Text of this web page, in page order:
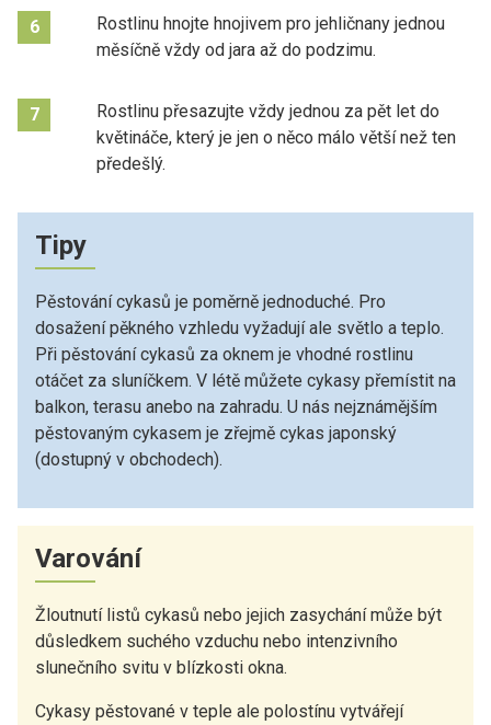
6
Rostlinu hnojte hnojivem pro jehličnany jednou
měsíčně vždy od jara až do podzimu.
7
Rostlinu přesazujte vždy jednou za pět let do
květináče, který je jen o něco málo větší než ten
předešlý.
Tipy
Pěstování cykasů je poměrně jednoduché. Pro
dosažení pěkného vzhledu vyžadují ale světlo a teplo.
Při pěstování cykasů za oknem je vhodné rostlinu
otáčet za sluníčkem. V létě můžete cykasy přemístit na
balkon, terasu anebo na zahradu. U nás nejznámějším
pěstovaným cykasem je zřejmě cykas japonský
(dostupný v obchodech).
Varování
Žloutnutí listů cykasů nebo jejich zasychání může být
důsledkem suchého vzduchu nebo intenzivního
slunečního svitu v blízkosti okna.
Cykasy pěstované v teple ale polostínu vytvářejí